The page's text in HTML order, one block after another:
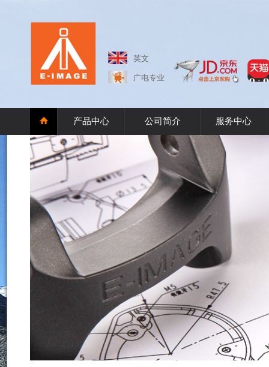
英文
广电专业
产品中心 公司简介 服务中心